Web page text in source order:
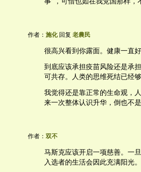
作者： 施化回复 老農民
很高兴看到你露面。健康一直
到底应该承担疫苗风险还是承
可共存。人类的思维死结已经
我觉得还是靠正常的生命观，
来一次整体认识升华，倒也不是
作者： 双不
马斯克应该开启一项慈善。一
入选者的生活会因此充满阳光。